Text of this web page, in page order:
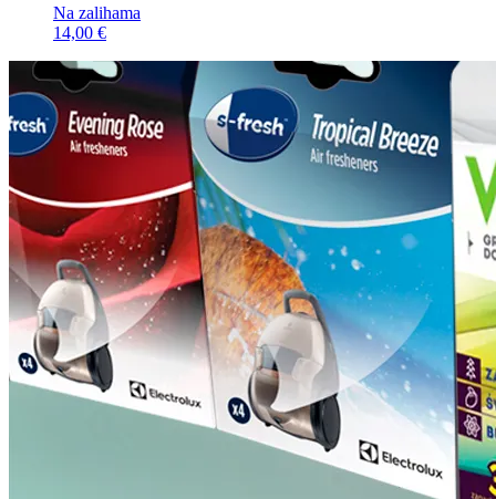
Na zalihama
14,00 €